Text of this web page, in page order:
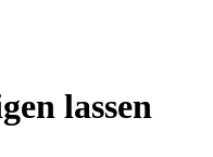
lassen